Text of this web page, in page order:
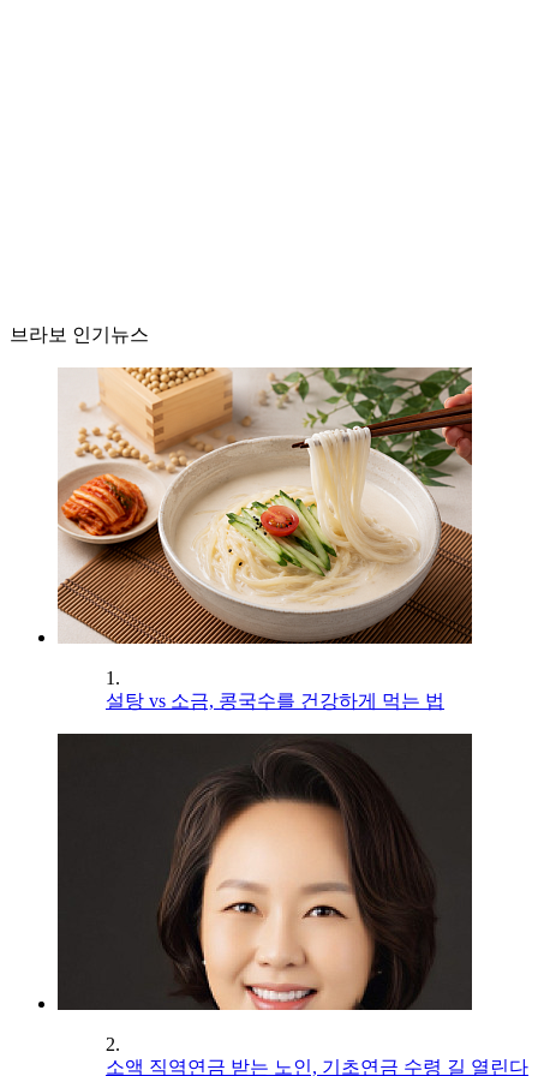
브라보 인기뉴스
1.
설탕 vs 소금, 콩국수를 건강하게 먹는 법
2.
소액 직역연금 받는 노인, 기초연금 수령 길 열린다